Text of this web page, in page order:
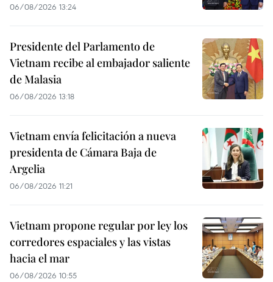
06/08/2026 13:24
Presidente del Parlamento de
Vietnam recibe al embajador saliente
de Malasia
06/08/2026 13:18
Vietnam envía felicitación a nueva
presidenta de Cámara Baja de
Argelia
06/08/2026 11:21
Vietnam propone regular por ley los
corredores espaciales y las vistas
hacia el mar
06/08/2026 10:55